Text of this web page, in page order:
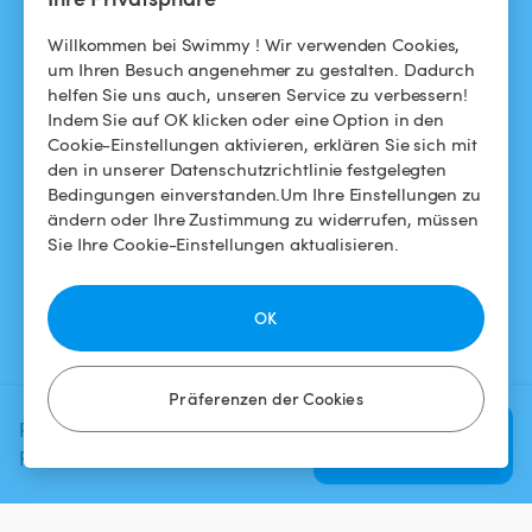
Willkommen bei Swimmy ! Wir verwenden Cookies,
um Ihren Besuch angenehmer zu gestalten. Dadurch
helfen Sie uns auch, unseren Service zu verbessern!
Indem Sie auf OK klicken oder eine Option in den
Cookie-Einstellungen aktivieren, erklären Sie sich mit
den in unserer Datenschutzrichtlinie festgelegten
Bedingungen einverstanden.Um Ihre Einstellungen zu
ändern oder Ihre Zustimmung zu widerrufen, müssen
Sie Ihre Cookie-Einstellungen aktualisieren.
Präferenzen der Cookies
OK
Planen Sie Ihr nächstes
Poolerlebnis
Verfügbarkeit
Das Swimmy-Abenteuer Meinen Pool vermieten
So funktioniert's
HILFE
Helpdesk
Allgemeine
Datenschutzbestimmungen
Impressums
FOLGEN SIE UNS
Facebook
Instagram